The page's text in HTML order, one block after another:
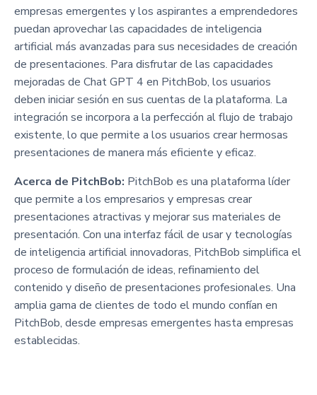
empresas emergentes y los aspirantes a emprendedores
puedan aprovechar las capacidades de inteligencia
artificial más avanzadas para sus necesidades de creación
de presentaciones. Para disfrutar de las capacidades
mejoradas de Chat GPT 4 en PitchBob, los usuarios
deben iniciar sesión en sus cuentas de la plataforma. La
integración se incorpora a la perfección al flujo de trabajo
existente, lo que permite a los usuarios crear hermosas
presentaciones de manera más eficiente y eficaz.
Acerca de PitchBob: PitchBob es una plataforma líder
que permite a los empresarios y empresas crear
presentaciones atractivas y mejorar sus materiales de
presentación. Con una interfaz fácil de usar y tecnologías
de inteligencia artificial innovadoras, PitchBob simplifica el
proceso de formulación de ideas, refinamiento del
contenido y diseño de presentaciones profesionales. Una
amplia gama de clientes de todo el mundo confían en
PitchBob, desde empresas emergentes hasta empresas
establecidas.